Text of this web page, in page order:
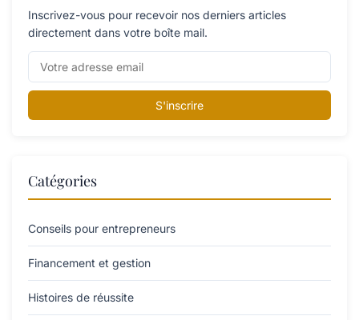
Inscrivez-vous pour recevoir nos derniers articles
directement dans votre boîte mail.
S'inscrire
Catégories
Conseils pour entrepreneurs
Financement et gestion
Histoires de réussite